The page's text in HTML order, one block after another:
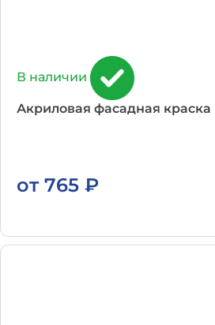
В наличии
Акриловая фасадная
от 765 ₽